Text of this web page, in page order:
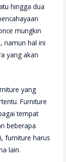
hingga dua
mungkin
namun hal ini
yang akan
yang
Furniture
tempat
beberapa
furniture harus
lain.